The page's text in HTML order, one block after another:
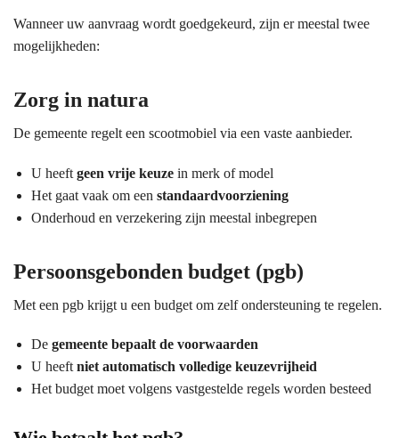
Wanneer uw aanvraag wordt goedgekeurd, zijn er meestal twee
mogelijkheden:
Zorg in natura
De gemeente regelt een scootmobiel via een vaste aanbieder.
U heeft geen vrije keuze in merk of model
Het gaat vaak om een standaardvoorziening
Onderhoud en verzekering zijn meestal inbegrepen
Persoonsgebonden budget (pgb)
Met een pgb krijgt u een budget om zelf ondersteuning te regelen.
De gemeente bepaalt de voorwaarden
U heeft niet automatisch volledige keuzevrijheid
Het budget moet volgens vastgestelde regels worden besteed